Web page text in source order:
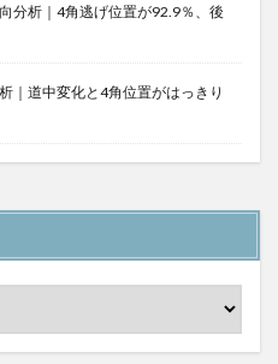
分析｜4角逃げ位置が92.9％、後
｜道中変化と4角位置がはっきり